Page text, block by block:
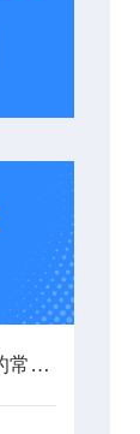
三丰数显内径千分尺的常见问题与解决方案